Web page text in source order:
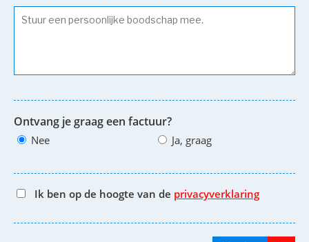
Ontvang je graag een factuur?
Nee Ja, graag
Ik ben op de hoogte van de privacyverklaring